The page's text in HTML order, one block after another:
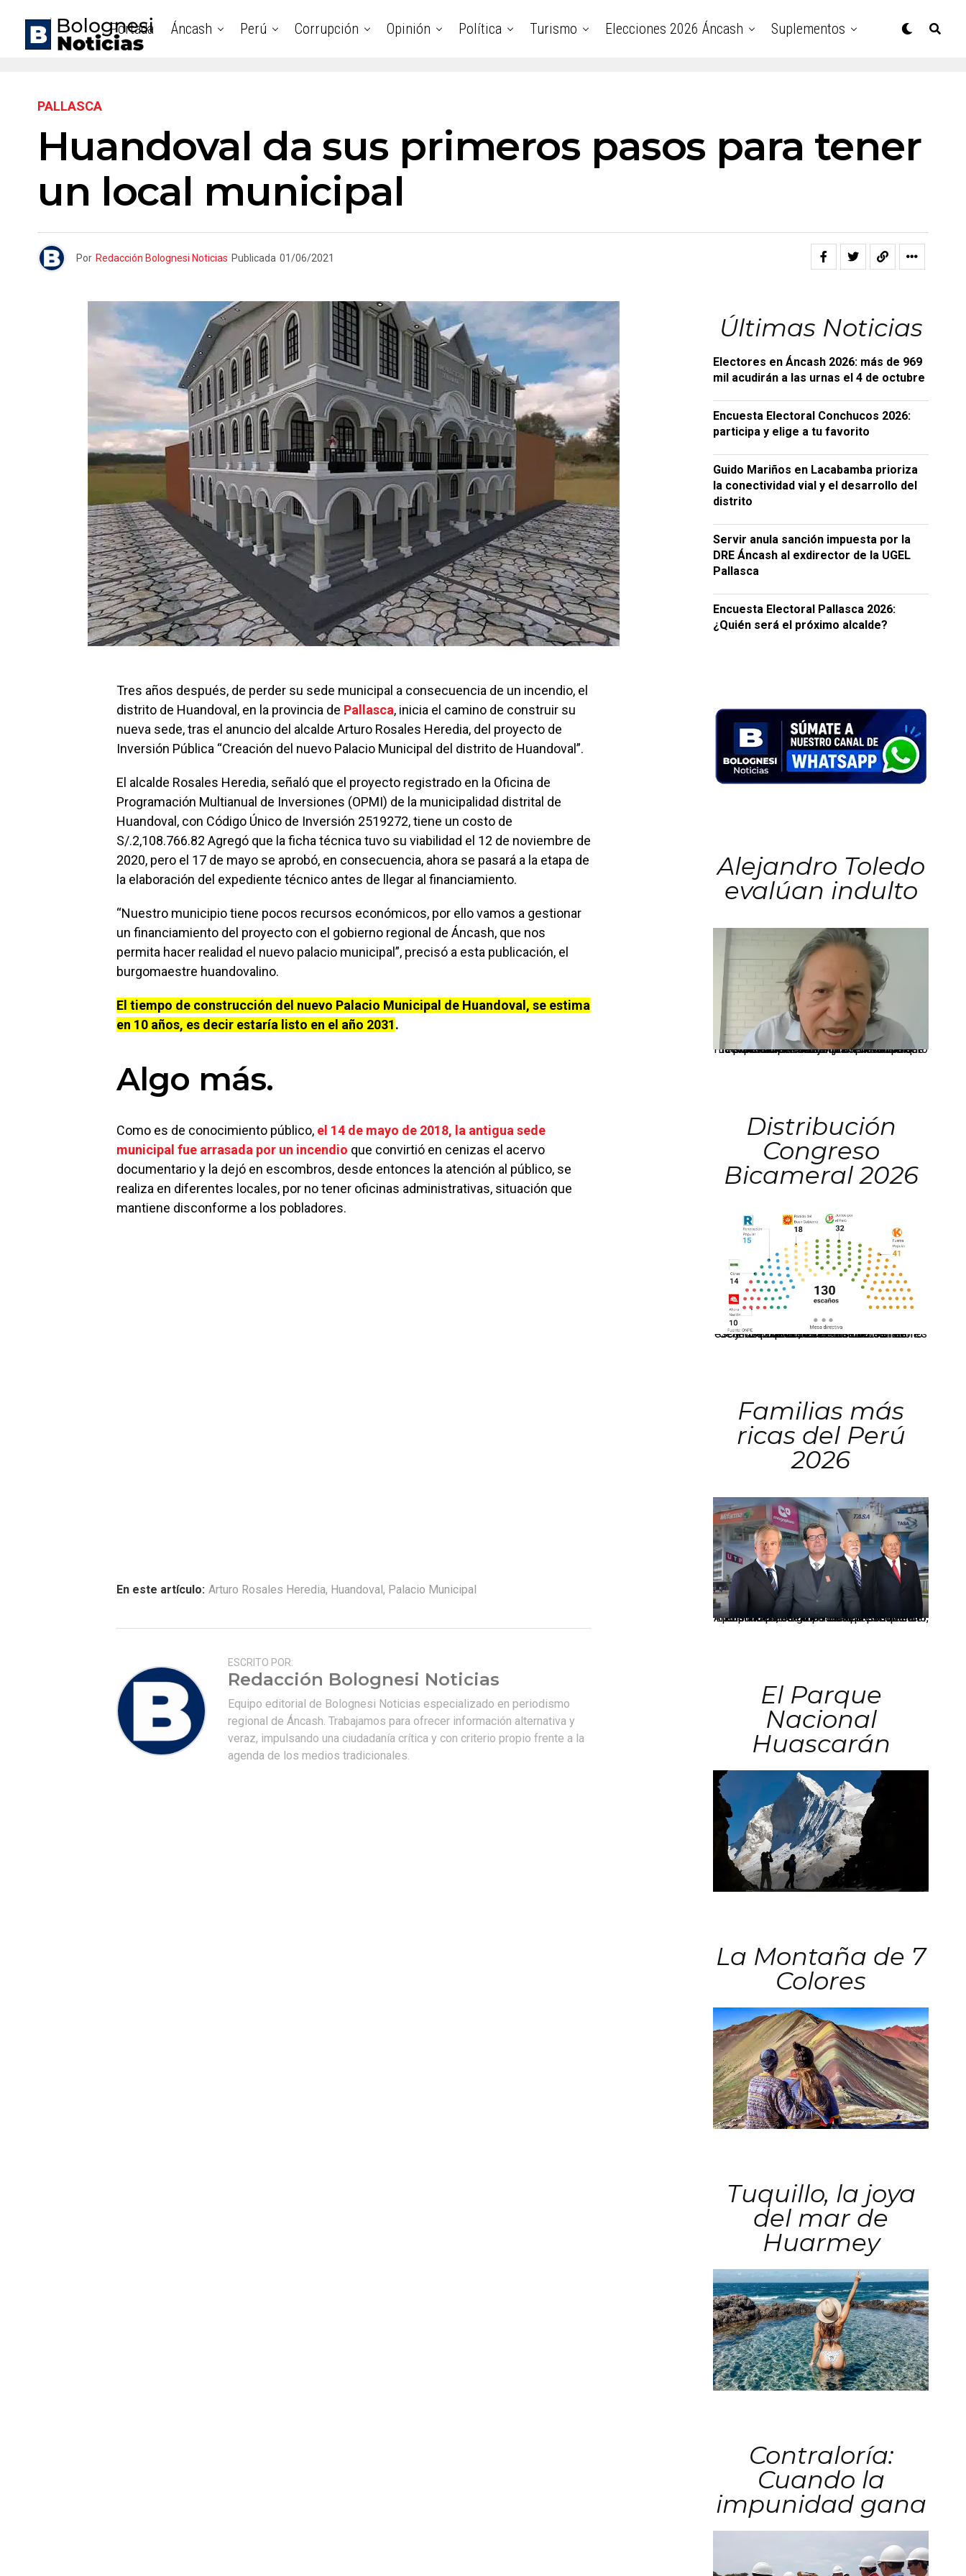
Portada Áncash Perú Corrupción Opinión Política Turismo Elecciones 2026 Áncash Suplementos
PALLASCA
Huandoval da sus primeros pasos para tener
un local municipal
Por Redacción Bolognesi Noticias Publicada 01/06/2021
Tres años después, de perder su sede municipal a consecuencia de un incendio, el
distrito de Huandoval, en la provincia de Pallasca, inicia el camino de construir su
nueva sede, tras el anuncio del alcalde Arturo Rosales Heredia, del proyecto de
Inversión Pública “Creación del nuevo Palacio Municipal del distrito de Huandoval”.
El alcalde Rosales Heredia, señaló que el proyecto registrado en la Oficina de
Programación Multianual de Inversiones (OPMI) de la municipalidad distrital de
Huandoval, con Código Único de Inversión 2519272, tiene un costo de
S/.2,108.766.82 Agregó que la ficha técnica tuvo su viabilidad el 12 de noviembre de
2020, pero el 17 de mayo se aprobó, en consecuencia, ahora se pasará a la etapa de
la elaboración del expediente técnico antes de llegar al financiamiento.
“Nuestro municipio tiene pocos recursos económicos, por ello vamos a gestionar
un financiamiento del proyecto con el gobierno regional de Áncash, que nos
permita hacer realidad el nuevo palacio municipal”, precisó a esta publicación, el
burgomaestre huandovalino.
El tiempo de construcción del nuevo Palacio Municipal de Huandoval, se estima
en 10 años, es decir estaría listo en el año 2031.
Algo más.
Como es de conocimiento público, el 14 de mayo de 2018, la antigua sede
municipal fue arrasada por un incendio que convirtió en cenizas el acervo
documentario y la dejó en escombros, desde entonces la atención al público, se
realiza en diferentes locales, por no tener oficinas administrativas, situación que
mantiene disconforme a los pobladores.
En este artículo: Arturo Rosales Heredia, Huandoval, Palacio Municipal
ESCRITO POR:
Redacción Bolognesi Noticias
Equipo editorial de Bolognesi Noticias especializado en periodismo
regional de Áncash. Trabajamos para ofrecer información alternativa y
veraz, impulsando una ciudadanía crítica y con criterio propio frente a la
agenda de los medios tradicionales.
Últimas Noticias
Electores en Áncash 2026: más de 969
mil acudirán a las urnas el 4 de octubre
Encuesta Electoral Conchucos 2026:
participa y elige a tu favorito
Guido Mariños en Lacabamba prioriza
la conectividad vial y el desarrollo del
distrito
Servir anula sanción impuesta por la
DRE Áncash al exdirector de la UGEL
Pallasca
Encuesta Electoral Pallasca 2026:
¿Quién será el próximo alcalde?
Alejandro Toledo
evalúan indulto
La presidenta Keiko Fujimori informó que la solicitud de indulto presentada por el expresidente Alejandro Toledo será evaluada por la Comisión de Gracias Presidenciales conforme al procedimiento establecido.
Distribución
Congreso
Bicameral 2026
El JNE oficializó la distribución de escaños para la elección de 60 senadores y 130 diputados en las Elecciones Generales 2026, tras el restablecimiento de la Bicameralidad.
Familias más
ricas del Perú
2026
Los principales grupos empresariales del país mantienen una fuerte presencia en Áncash mediante inversiones en comercio, educación, salud e industria pesquera.
El Parque
Nacional
Huascarán
La Montaña de 7
Colores
Tuquillo, la joya
del mar de
Huarmey
Contraloría:
Cuando la
impunidad gana